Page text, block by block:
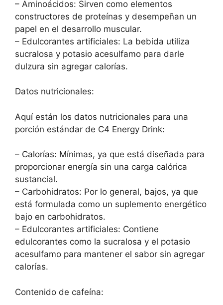
– Aminoácidos: Sirven como elementos
constructores de proteínas y desempeñan un
papel en el desarrollo muscular.
– Edulcorantes artificiales: La bebida utiliza
sucralosa y potasio acesulfamo para darle
dulzura sin agregar calorías.
Datos nutricionales:
Aquí están los datos nutricionales para una
porción estándar de C4 Energy Drink:
– Calorías: Mínimas, ya que está diseñada para
proporcionar energía sin una carga calórica
sustancial.
– Carbohidratos: Por lo general, bajos, ya que
está formulada como un suplemento energético
bajo en carbohidratos.
– Edulcorantes artificiales: Contiene
edulcorantes como la sucralosa y el potasio
acesulfamo para mantener el sabor sin agregar
calorías.
Contenido de cafeína: